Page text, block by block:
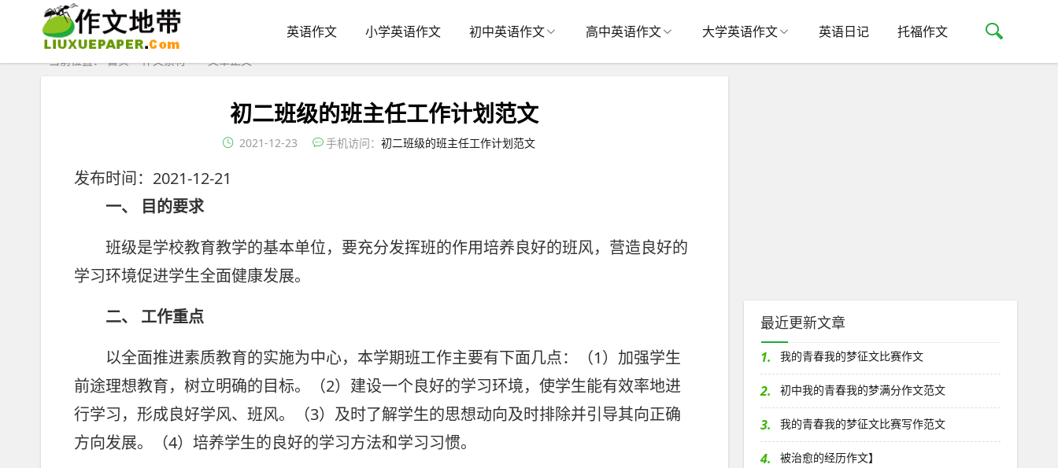
英语作文 小学英语作文 初中英语作文 高中英语作文 大学英语作文 英语日记 托福作文
当前位置：首页>作文素材> > 文章正文
初二班级的班主任工作计划范文
2021-12-23 手机访问：初二班级的班主任工作计划范文
发布时间：2021-12-21
一、 目的要求
班级是学校教育教学的基本单位，要充分发挥班的作用培养良好的班风，营造良好的
学习环境促进学生全面健康发展。
二、 工作重点
以全面推进素质教育的实施为中心，本学期班工作主要有下面几点：（1）加强学生
前途理想教育，树立明确的目标。（2）建设一个良好的学习环境，使学生能有效率地进
行学习，形成良好学风、班风。（3）及时了解学生的思想动向及时排除并引导其向正确
方向发展。（4）培养学生的良好的学习方法和学习习惯。
最近更新文章
1. 我的青春我的梦征文比赛作文
2. 初中我的青春我的梦满分作文范文
3. 我的青春我的梦征文比赛写作范文
4. 被治愈的经历作文】